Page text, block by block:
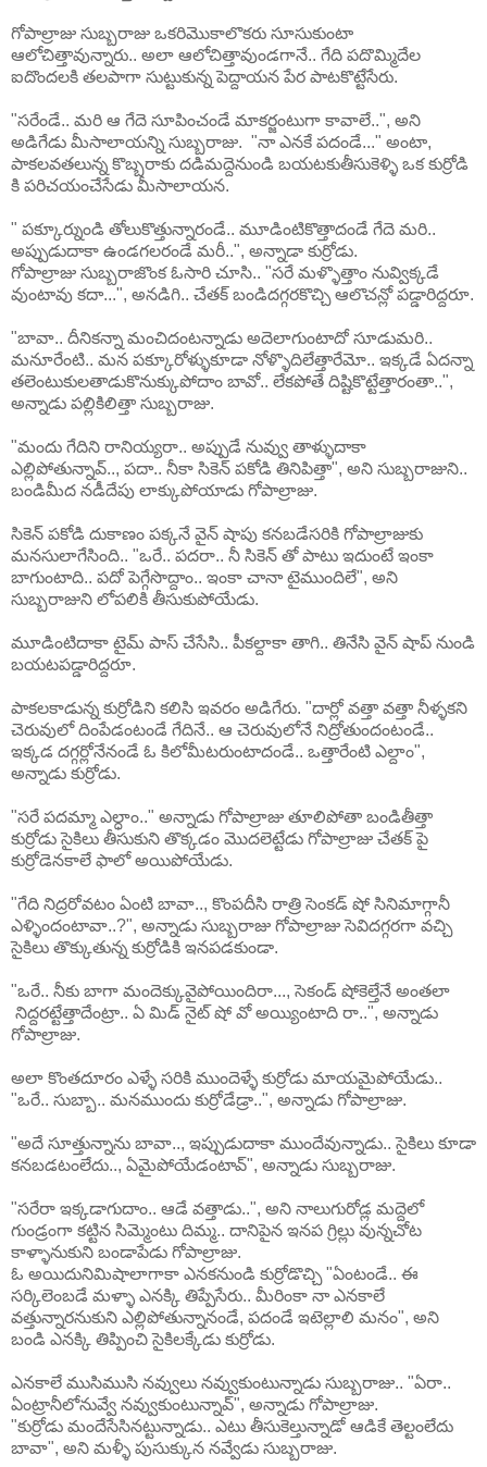
గోపాల్రాజు సుబ్బరాజు ఒకరిమొకాలొకరు సూసుకుంటా
ఆలోచిత్తావున్నారు.. అలా ఆలోచిత్తావుండగానే.. గేది పదొమ్మిదేల
ఐదొందలకి తలపాగా సుట్టుకున్న పెద్దాయన పేర పాటకొట్టేసేరు.
"సరేండే.. మరి ఆ గేదె సూపించండే మాకర్జంటుగా కావాలే..", అని
అడిగేడు మీసాలాయన్ని సుబ్బరాజు. "నా ఎనకే పదండే..." అంటా,
పాకలవతలున్న కొబ్బరాకు దడిమద్దెనుండి బయటకుతీసుకెళ్ళి ఒక కుర్రోడి
కి పరిచయంచేసేడు మీసాలాయన.
" పక్కూర్నుండి తోలుకొత్తున్నారండే.. మూడింటికొత్తాదండే గేదె మరి..
అప్పుడుదాకా ఉండగలరండే మరీ..", అన్నాడా కుర్రోడు.
గోపాల్రాజు సుబ్బరాజొంక ఓసారి చూసి.. "సరే మళ్ళొత్తాం నువ్విక్కడే
వుంటావు కదా...", అనడిగి.. చేతక్ బండిదగ్గరకొచ్చి ఆలొచన్లో పడ్డారిద్దరూ.
"బావా.. దీనికన్నా మంచిదంటన్నాడు అదెలాగుంటాదో సూడుమరి..
మనూరేంటి.. మన పక్కూరోళ్ళుకూడా నోళ్ళొదిలేత్తారేమో.. ఇక్కడే ఏదన్నా
తలెంటుకులతాడుకొనుక్కుపోదాం బావో.. లేకపోతే దిష్టికొట్టేత్తారంతా..",
అన్నాడు పల్లికిలిత్తా సుబ్బరాజు.
"మందు గేదిని రానియ్యరా.. అప్పుడే నువ్వు తాళ్ళుదాకా
ఎల్లిపోతున్నావ్.., పదా.. నీకా సికెన్ పకోడి తినిపిత్తా", అని సుబ్బరాజుని..
బండిమీద నడీదేపు లాక్కుపోయాడు గోపాల్రాజు.
సికెన్ పకోడి దుకాణం పక్కనే వైన్ షాపు కనబడేసరికి గోపాల్రాజుకు
మనసులాగేసింది.. "ఒరే.. పదరా.. నీ సికెన్ తో పాటు ఇదుంటే ఇంకా
బాగుంటాది.. పదో పెగ్గేసొద్దాం.. ఇంకా చానా టైముందిలే", అని
సుబ్బరాజుని లోపలికి తీసుకుపోయేడు.
మూడింటిదాకా టైమ్ పాస్ చేసేసి.. పీకల్దాకా తాగి.. తినేసి వైన్ షాప్ నుండి
బయటపడ్డారిద్దరూ.
పాకలకాడున్న కుర్రోడిని కలిసి ఇవరం అడిగేరు. "దార్లో వత్తా వత్తా నీళ్ళకని
చెరువులో దింపేడంటండే గేదినే.. ఆ చెరువులోనే నిద్రోతుందంటండే..
ఇక్కడ దగ్గర్లోనేనండే ఓ కిలోమీటరుంటాదండే.. ఒత్తారేంటి ఎల్దాం",
అన్నాడు కుర్రోడు.
"సరే పదమ్మా ఎల్ధాం.." అన్నాడు గోపాల్రాజు తూలిపోతా బండితీత్తా
కుర్రోడు సైకిలు తీసుకుని తొక్కడం మొదలెట్టేడు గోపాల్రాజు చేతక్ పై
కుర్రోడెనకాలే ఫాలో అయిపోయేడు.
"గేది నిద్రరోవటం ఏంటి బావా.., కొంపదీసి రాత్రి సెంకడ్ షో సినిమాగ్గానీ
ఎళ్ళిందంటావా..?", అన్నాడు సుబ్బరాజు గోపాల్రాజు సెవిదగ్గరగా వచ్చి
సైకిలు తొక్కుతున్న కుర్రోడికి ఇనపడకుండా.
"ఒరే.. నీకు బాగా మందెక్కువైపోయిందిరా..., సెకండ్ షోకెల్తేనే అంతలా
నిద్దరట్టేత్తాదేంట్రా.. ఏ మిడ్ నైట్ షో వో అయ్యింటాది రా..", అన్నాడు
గోపాల్రాజు.
అలా కొంతదూరం ఎళ్ళే సరికి ముందెళ్ళే కుర్రోడు మాయమైపోయేడు..
"ఒరే.. సుబ్బా.. మనముందు కుర్రోడేడ్రా..", అన్నాడు గోపాల్రాజు.
"అదే సూత్తున్నాను బావా.., ఇప్పుడుదాకా ముందేవున్నాడు.. సైకిలు కూడా
కనబడటంలేదు.., ఏమైపోయేడంటావ్", అన్నాడు సుబ్బరాజు.
"సరేరా ఇక్కడాగుదాం.. ఆడే వత్తాడు..", అని నాలుగురోడ్ల మద్దెలో
గుండ్రంగా కట్టిన సిమ్మెంటు దిమ్మ.. దానిపైన ఇనప గ్రిల్లు వున్నచోట
కాళ్ళానుకుని బండాపేడు గోపాల్రాజు.
ఓ అయిదునిమిషాలాగాకా ఎనకనుండి కుర్రోడొచ్చి "ఏంటండే.. ఈ
సర్కిలెంబడే మళ్ళా ఎనక్కి తిప్పేసేరు.. మీరింకా నా ఎనకాలే
వత్తున్నారనుకుని ఎల్లిపోతున్నానండే, పదండే ఇటెల్లాలి మనం", అని
బండి ఎనక్కి తిప్పించి సైకిలక్కేడు కుర్రోడు.
ఎనకాలే ముసిముసి నవ్వులు నవ్వుకుంటున్నాడు సుబ్బరాజు.. "ఏరా..
ఏంట్రానీలోనువ్వే నవ్వుకుంటున్నావ్", అన్నాడు గోపాల్రాజు.
"కుర్రోడు మందేసేసినట్టున్నాడు.. ఎటు తీసుకెల్తున్నాడో ఆడికే తెల్టంలేదు
బావా", అని మళ్ళీ పుసుక్కున నవ్వేడు సుబ్బరాజు.